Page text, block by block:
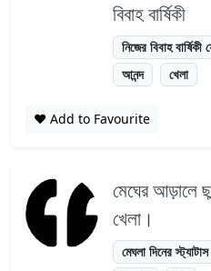
বিবাহ বার্ষিকী
নিজের বিবাহ
আনন্দ
খেলা
❤️ Add to Favourite
মেঘের আড়ালে
খেলা।
মেঘলা দিনের স্ট্যাটাস